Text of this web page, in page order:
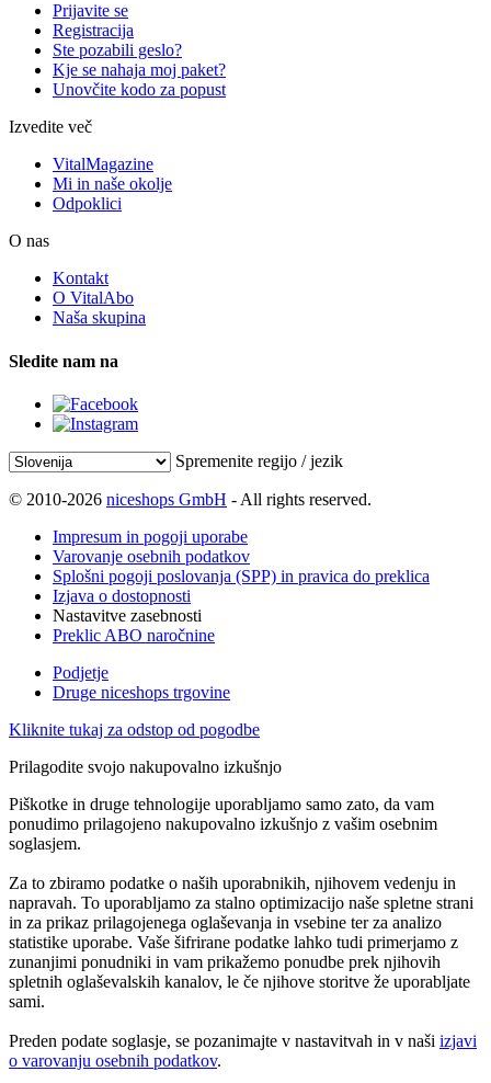
Prijavite se
Registracija
Ste pozabili geslo?
Kje se nahaja moj paket?
Unovčite kodo za popust
Izvedite več
VitalMagazine
Mi in naše okolje
Odpoklici
O nas
Kontakt
O VitalAbo
Naša skupina
Sledite nam na
Spremenite regijo / jezik
© 2010-2026 niceshops GmbH - All rights reserved.
Impresum in pogoji uporabe
Varovanje osebnih podatkov
Splošni pogoji poslovanja (SPP) in pravica do preklica
Izjava o dostopnosti
Nastavitve zasebnosti
Preklic ABO naročnine
Podjetje
Druge niceshops trgovine
Kliknite tukaj za odstop od pogodbe
Prilagodite svojo nakupovalno izkušnjo
Piškotke in druge tehnologije uporabljamo samo zato, da vam
ponudimo prilagojeno nakupovalno izkušnjo z vašim osebnim
soglasjem.
Za to zbiramo podatke o naših uporabnikih, njihovem vedenju in
napravah. To uporabljamo za stalno optimizacijo naše spletne strani
in za prikaz prilagojenega oglaševanja in vsebine ter za analizo
statistike uporabe. Vaše šifrirane podatke lahko tudi primerjamo z
zunanjimi ponudniki in vam prikažemo ponudbe prek njihovih
spletnih oglaševalskih kanalov, le če njihove storitve že uporabljate
sami.
Preden podate soglasje, se pozanimajte v nastavitvah in v naši izjavi
o varovanju osebnih podatkov.